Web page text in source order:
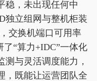
稳，未出现任何中
独立组网与整机柜装
交换机端口可用率
“算力+IDC”一体化
与灵活调度能力，
，既能让运营团队全